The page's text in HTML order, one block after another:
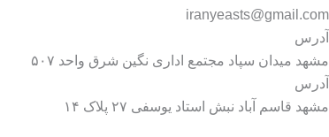
iranyeasts@gmail.com
آدرس
مشهد میدان سپاد مجتمع اداری نگین شرق واحد ۵۰۷
آدرس
مشهد قاسم آباد نبش استاد یوسفی ۲۷ پلاک ۱۴